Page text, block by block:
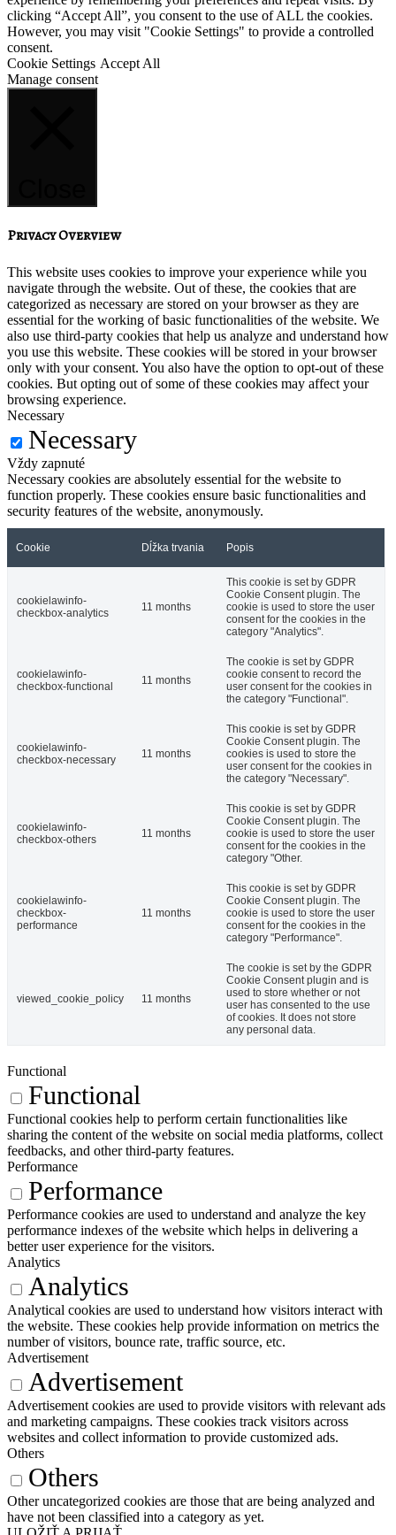
clicking “Accept All”, you consent to the use of ALL the cookies.
However, you may visit "Cookie Settings" to provide a controlled
consent.
Cookie Settings Accept All
Manage consent
Privacy Overview
This website uses cookies to improve your experience while you
navigate through the website. Out of these, the cookies that are
categorized as necessary are stored on your browser as they are
essential for the working of basic functionalities of the website. We
also use third-party cookies that help us analyze and understand how
you use this website. These cookies will be stored in your browser
only with your consent. You also have the option to opt-out of these
cookies. But opting out of some of these cookies may affect your
browsing experience.
Necessary
Necessary
Vždy zapnuté
Necessary cookies are absolutely essential for the website to
function properly. These cookies ensure basic functionalities and
security features of the website, anonymously.
Cookie Dĺžka trvania Popis
cookielawinfo-
checkbox-analytics
11 months
This cookie is set by GDPR
Cookie Consent plugin. The
cookie is used to store the user
consent for the cookies in the
category "Analytics".
cookielawinfo-
checkbox-functional
11 months
The cookie is set by GDPR
cookie consent to record the
user consent for the cookies in
the category "Functional".
cookielawinfo-
checkbox-necessary
11 months
This cookie is set by GDPR
Cookie Consent plugin. The
cookies is used to store the
user consent for the cookies in
the category "Necessary".
cookielawinfo-
checkbox-others
11 months
This cookie is set by GDPR
Cookie Consent plugin. The
cookie is used to store the user
consent for the cookies in the
category "Other.
cookielawinfo-
checkbox-
performance
11 months
This cookie is set by GDPR
Cookie Consent plugin. The
cookie is used to store the user
consent for the cookies in the
category "Performance".
viewed_cookie_policy 11 months
The cookie is set by the GDPR
Cookie Consent plugin and is
used to store whether or not
user has consented to the use
of cookies. It does not store
any personal data.
Functional
Functional
Functional cookies help to perform certain functionalities like
sharing the content of the website on social media platforms, collect
feedbacks, and other third-party features.
Performance
Performance
Performance cookies are used to understand and analyze the key
performance indexes of the website which helps in delivering a
better user experience for the visitors.
Analytics
Analytics
Analytical cookies are used to understand how visitors interact with
the website. These cookies help provide information on metrics the
number of visitors, bounce rate, traffic source, etc.
Advertisement
Advertisement
Advertisement cookies are used to provide visitors with relevant ads
and marketing campaigns. These cookies track visitors across
websites and collect information to provide customized ads.
Others
Others
Other uncategorized cookies are those that are being analyzed and
have not been classified into a category as yet.